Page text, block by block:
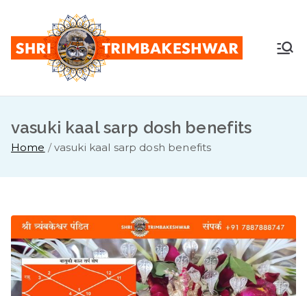
content
Shr
i
Tri
ake
sh
war
Pandit
Guruji -
7887888
vasuki kaal sarp dosh benefits
Home vasuki kaal sarp dosh benefits